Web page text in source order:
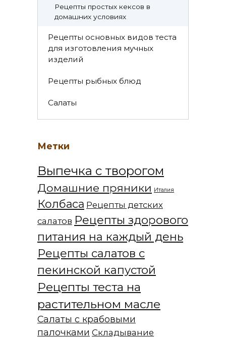
Рецепты простых кексов в
домашних условиях
Рецепты основных видов теста
для изготовления мучных
изделий
Рецепты рыбных блюд
Салаты
Метки
Выпечка с творогом
Домашние пряники Италия
Колбаса Рецепты детских
салатов Рецепты здорового
питания на каждый день
Рецепты салатов с
пекинской капустой
Рецепты теста на
растительном масле
Салаты с крабовыми
палочками Складывание